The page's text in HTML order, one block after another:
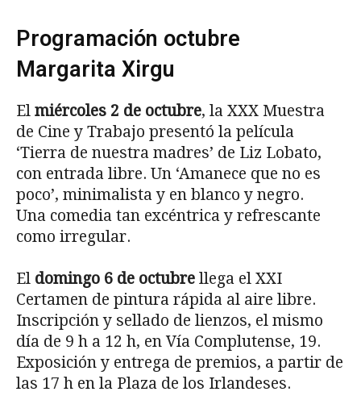
Programación octubre
Margarita Xirgu
El miércoles 2 de octubre, la XXX Muestra
de Cine y Trabajo presentó la película
‘Tierra de nuestra madres’ de Liz Lobato,
con entrada libre. Un ‘Amanece que no es
poco’, minimalista y en blanco y negro.
Una comedia tan excéntrica y refrescante
como irregular.
El domingo 6 de octubre llega el XXI
Certamen de pintura rápida al aire libre.
Inscripción y sellado de lienzos, el mismo
día de 9 h a 12 h, en Vía Complutense, 19.
Exposición y entrega de premios, a partir de
las 17 h en la Plaza de los Irlandeses.